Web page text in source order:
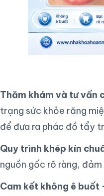
Thăm khám và tư vấn
trạng sức khỏe răng
để đưa ra phác đồ tẩy
Quy trình khép kín
nguồn gốc rõ ràng,
Cam kết không ê buốt